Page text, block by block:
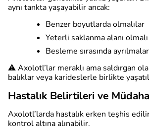
aynı tankta yaşayabilir ancak:
Benzer boyutlarda olmalılar
Yeterli saklanma alanı olmalı
Besleme sırasında
⚠️ Axolotl’lar meraklı ama saldırgan
balıklar veya karideslerle birlikte
Hastalık Belirtileri ve
Axolotl’larda hastalık erken teşhis
kontrol altına alınabilir.